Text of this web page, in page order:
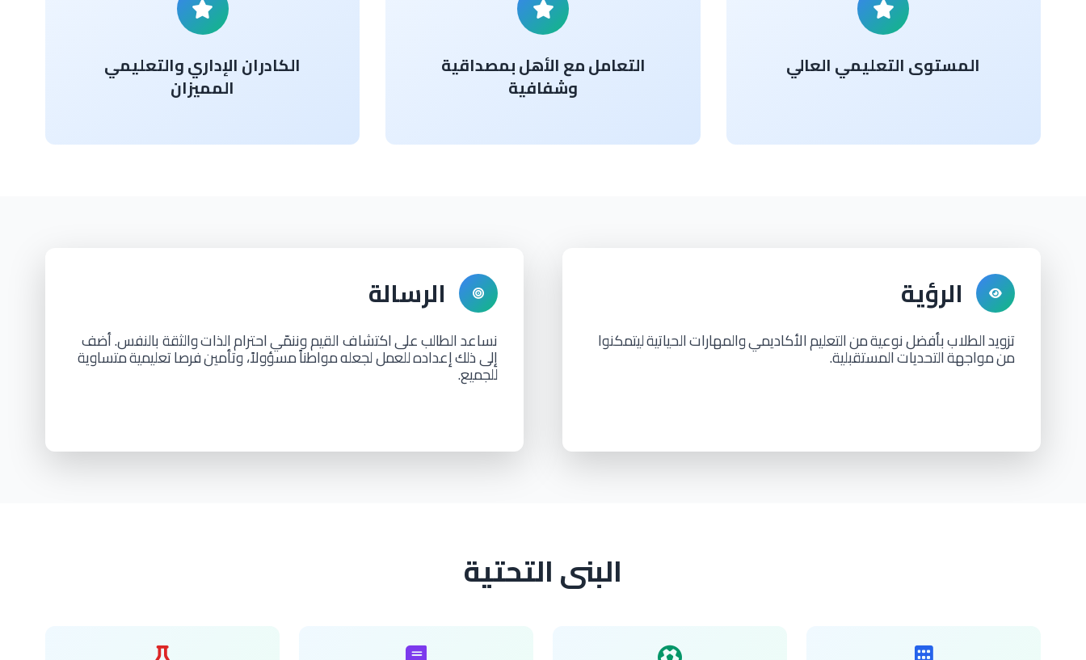
المستوى التعليمي العالي التعامل مع الأهل بمصداقية
وشفافية
الكادران الإداري والتعليمي
المميزان
الرؤية
تزويدالطلاببأفضلنوعيةمنالتعليمالأكاديميوالمهاراتالحياتيةليتمكنوا
منمواجهةالتحدياتالمستقبلية.
الرسالة
نساعد الطالبعلىاكتشاف القيم وننمّياحترامالذاتوالثقة بالنفس. أضف
إلى ذلكإعدادهللعمل لجعلهمواطناًمسؤولاً، وتأمينفرصاتعليميةمتساوية
للجميع.
البنى التحتية